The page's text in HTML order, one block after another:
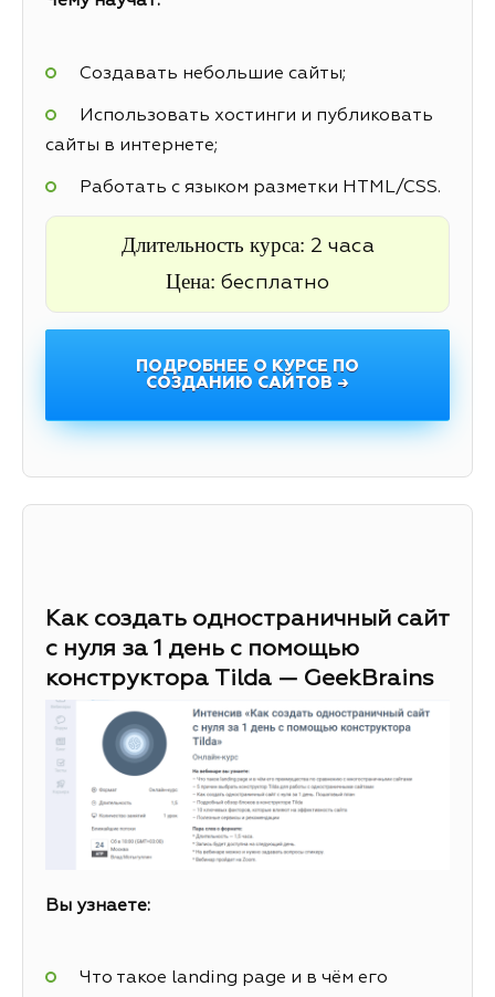
Создавать небольшие сайты;
Использовать хостинги и публиковать
сайты в интернете;
Работать с языком разметки HTML/CSS.
Длительность курса: 2 часа
Цена: бесплатно
ПОДРОБНЕЕ О КУРСЕ ПО
СОЗДАНИЮ САЙТОВ →
Как создать одностраничный сайт
с нуля за 1 день с помощью
конструктора Tilda — GeekBrains
Вы узнаете:
Что такое landing page и в чём его